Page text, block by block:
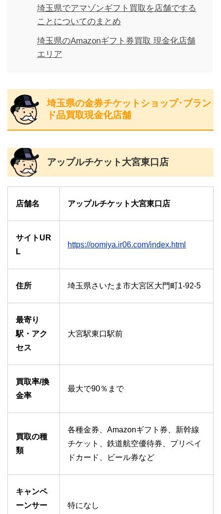
埼玉県でアマゾンギフト買取を店舗でする
ことについてのまとめ
埼玉県のAmazonギフト券買取 現金化店舗
エリア
埼玉県の金券チケットショップ･ブラン
ド品買取現金化店舗
アップルチケット大宮東口店
店舗名 アップルチケット大宮東口店
サイトUR
L
https://oomiya.ir06.com/index.html
住所 埼玉県さいたま市大宮区大門町1-92-5
最寄り
駅・アク
セス
大宮駅東口駅前
買取率/換
金率
最大で90％まで
買取の種
類
各種金券、Amazonギフト券、新幹線
チケット、鉄道航空優待券、プリペイ
ドカード、ビール券など
キャンペ
ーンサー
特になし